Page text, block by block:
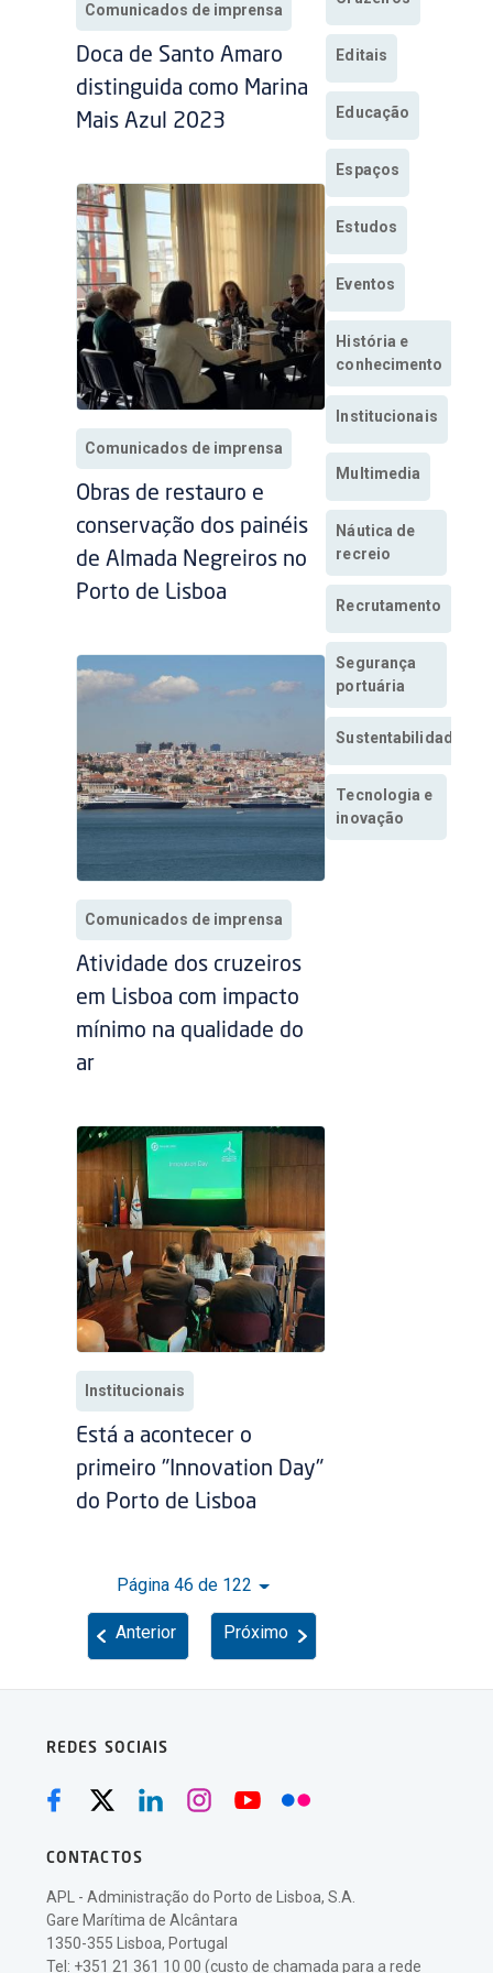
Comunicados de imprensa
Doca de Santo Amaro
distinguida como Marina
Mais Azul 2023
Comunicados de imprensa
Obras de restauro e
conservação dos painéis
de Almada Negreiros no
Porto de Lisboa
Comunicados de imprensa
Atividade dos cruzeiros
em Lisboa com impacto
mínimo na qualidade do
ar
Institucionais
Está a acontecer o
primeiro "Innovation Day"
do Porto de Lisboa
Página 46 de 122
Anterior Próximo
Editais
Educação
Espaços
Estudos
Eventos
História e
conhecimento
Institucionais
Multimedia
Náutica de
recreio
Recrutamento
Segurança
portuária
Sustentabilidade
Tecnologia e
inovação
REDES SOCIAIS
CONTACTOS
APL - Administração do Porto de Lisboa, S.A.
Gare Marítima de Alcântara
1350-355 Lisboa, Portugal
Tel: +351 21 361 10 00 (custo de chamada para a rede